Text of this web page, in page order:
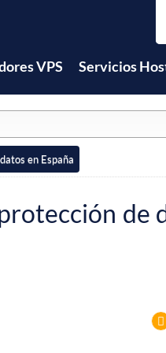
VPS Servicios
en España
de